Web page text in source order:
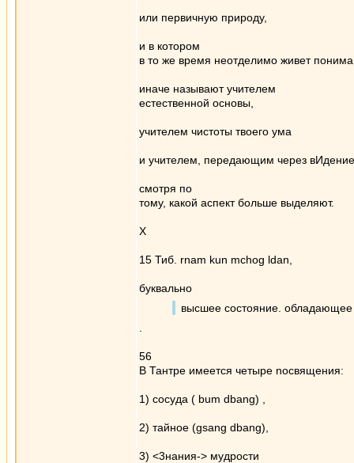
или первичную природу,
и в котором
в то же время неотделимо живет
иначе называют учителем
естественной основы,
учителем чистоты твоего ума
и учителем, передающим через
смотря по
тому, какой аспект больше выделяют.
Х
15 Тиб. rnam kun mchog ldan,
буквально
высшее состояние.
56
В Тантре имеется четыре nосвящения:
1) сосуда ( bum dbang) ,
2) тайное (gsang dbang),
3) <3нания-> мудрости